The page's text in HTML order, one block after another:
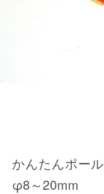
かんたんポー
φ8～20mm